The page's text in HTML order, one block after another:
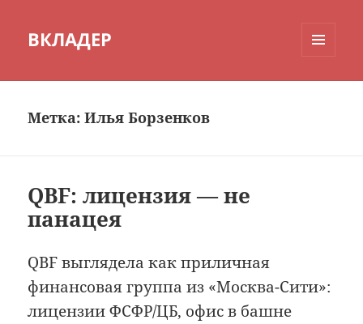
ВКЛАДЕР
Метка:Илья Борзенков
QBF: лицензия — не
панацея
QBF выглядела как приличная
финансовая группа из «Москва-Сити»:
лицензии ФСФР/ЦБ, офис в башне